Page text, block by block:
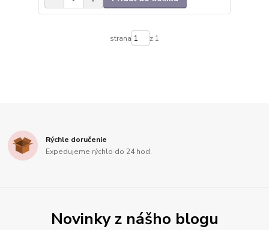
strana z 1
Rýchle doručenie
Expedujeme rýchlo do 24 hod.
Novinky z nášho blogu